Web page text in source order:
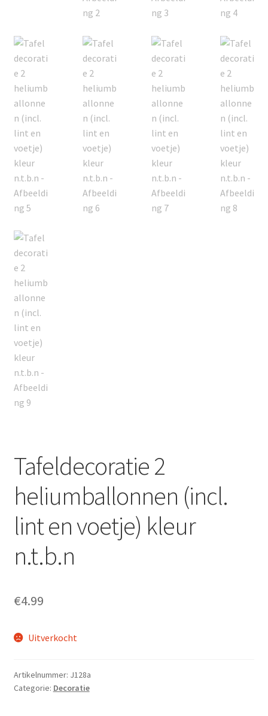
Tafeldecoratie 2
heliumballonnen (incl.
lint en voetje) kleur
n.t.b.n
€4.99
Uitverkocht
Artikelnummer: J128a
Categorie: Decoratie